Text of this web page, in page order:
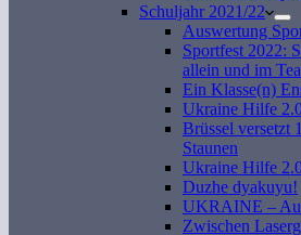
Schuljahr 2021/22
Auswertung
Sportfest 2022:
allein und im
Ein Klasse(n)
Ukraine Hilfe
Brüssel versetzt
Staunen
Ukraine Hilfe
Duzhe dyakuyu!
UKRAINE –
Zwischen